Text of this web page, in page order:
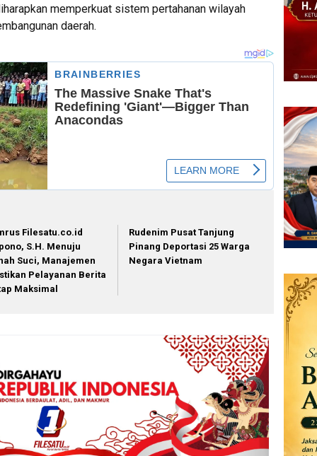
memperkuat sistem pertahanan wilayah
daerah.
Filesatu.co.id
S.H. Menuju
Suci, Manajemen
Pelayanan Berita
Maksimal
Rudenim Pusat Tanjung
Pinang Deportasi 25 Warga
Negara Vietnam